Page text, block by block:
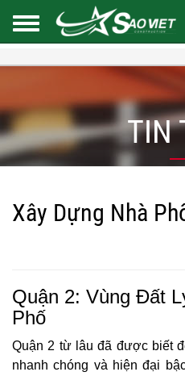
TIN
Xây Dựng Nhà
Quận 2: Vùng Đất
Phố
Quận 2 từ lâu đã được biết
nhanh chóng và hiện đại